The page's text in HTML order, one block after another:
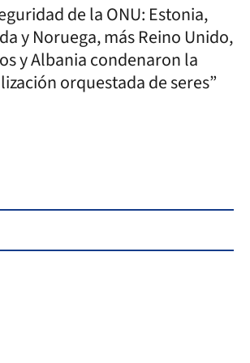
de la ONU: Estonia,
y Noruega, más Reino Unido,
y Albania condenaron la
orquestada de seres”